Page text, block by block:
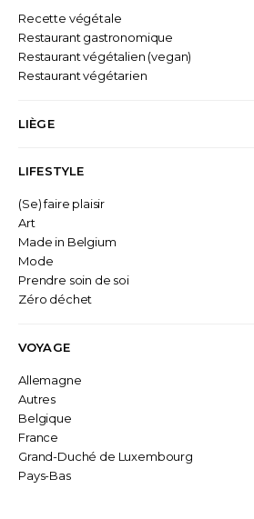
Recette végétale
Restaurant gastronomique
Restaurant végétalien (vegan)
Restaurant végétarien
LIÈGE
LIFESTYLE
(Se) faire plaisir
Art
Made in Belgium
Mode
Prendre soin de soi
Zéro déchet
VOYAGE
Allemagne
Autres
Belgique
France
Grand-Duché de Luxembourg
Pays-Bas